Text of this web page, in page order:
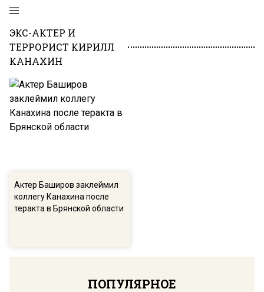
ЭКС-АКТЕР И
ТЕРРОРИСТ КИРИЛЛ
КАНАХИН
Актер Баширов заклеймил
коллегу Канахина после
теракта в Брянской области
ПОПУЛЯРНОЕ